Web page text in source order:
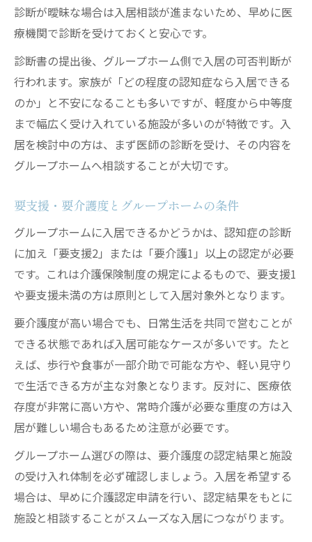
診断が曖昧な場合は入居相談が進まないため、早めに医
療機関で診断を受けておくと安心です。
診断書の提出後、グループホーム側で入居の可否判断が
行われます。家族が「どの程度の認知症なら入居できる
のか」と不安になることも多いですが、軽度から中等度
まで幅広く受け入れている施設が多いのが特徴です。入
居を検討中の方は、まず医師の診断を受け、その内容を
グループホームへ相談することが大切です。
要支援・要介護度とグループホームの条件
グループホームに入居できるかどうかは、認知症の診断
に加え「要支援2」または「要介護1」以上の認定が必要
です。これは介護保険制度の規定によるもので、要支援1
や要支援未満の方は原則として入居対象外となります。
要介護度が高い場合でも、日常生活を共同で営むことが
できる状態であれば入居可能なケースが多いです。たと
えば、歩行や食事が一部介助で可能な方や、軽い見守り
で生活できる方が主な対象となります。反対に、医療依
存度が非常に高い方や、常時介護が必要な重度の方は入
居が難しい場合もあるため注意が必要です。
グループホーム選びの際は、要介護度の認定結果と施設
の受け入れ体制を必ず確認しましょう。入居を希望する
場合は、早めに介護認定申請を行い、認定結果をもとに
施設と相談することがスムーズな入居につながります。